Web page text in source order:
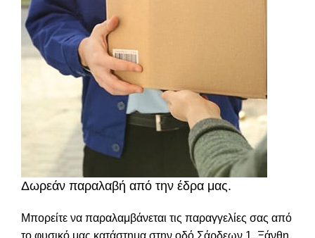
Δωρεάν παραλαβή από την έδρα μας.
Μπορείτε να παραλαμβάνεται τις παραγγελίες σας από